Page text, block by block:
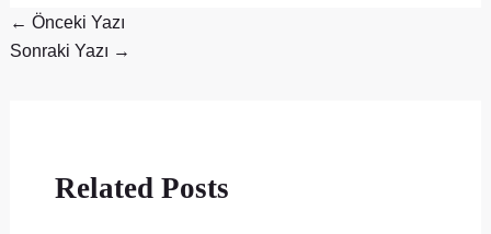
← Önceki Yazı
Sonraki Yazı →
Related Posts